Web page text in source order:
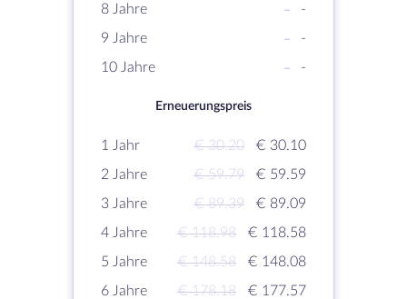
8 Jahre
-
-
9 Jahre
-
-
10 Jahre
- -
Erneuerungspreis
1 Jahr € 30.20
€ 30.10
2 Jahre
€ 59.79
€ 59.59
3 Jahre
€ 89.39
€ 89.09
4 Jahre
€ 118.98
€ 118.58
5 Jahre
€ 148.58
€ 148.08
6 Jahre
€ 178.18
€ 177.57